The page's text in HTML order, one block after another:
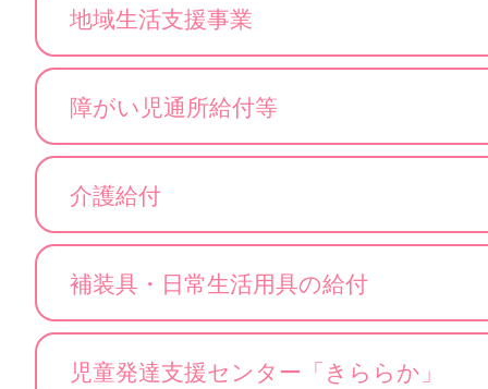
地域生活支援事業
障がい児通所給付等
介護給付
補装具・日常生活用具の給付
児童発達支援センター「きららか」